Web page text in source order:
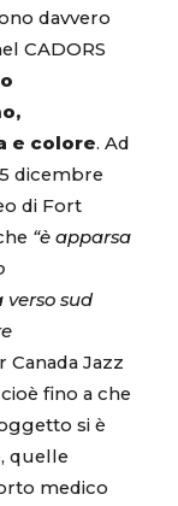
davvero
CADORS
e colore. Ad
dicembre
di Fort
“è apparsa
verso sud
Jazz
fino a che
si è
quelle
medico